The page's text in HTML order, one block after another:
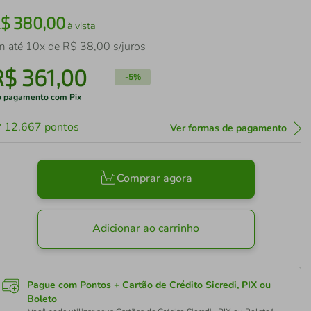
380,00à vista
até 10x de R$ 38,00 s/juros
361,00 -5%
pagamento com Pix
12.667 pontos Ver formas de pagamento
Comprar agora
Adicionar ao carrinho
Pague com Pontos + Cartão de Crédito Sicredi, PIX ou
Boleto